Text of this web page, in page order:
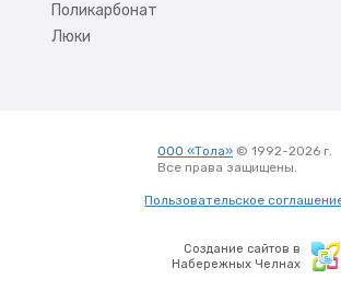
Поликарбонат
Люки
ООО «Тола»© 1992-2026 г.
Все права защищены.
Пользовательское
Создание сайтов в
Набережных Челнах